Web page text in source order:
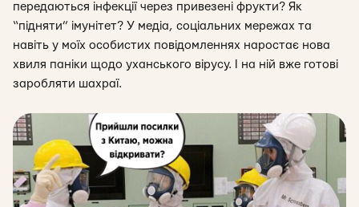
передаються інфекції через привезені фрукти? Як
“підняти” імунітет? У медіа, соціальних мережах та
навіть у моїх особистих повідомленнях наростає нова
хвиля паніки щодо уханського вірусу. І на ній вже готові
заробляти шахраї.